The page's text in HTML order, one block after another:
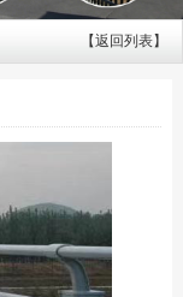
【返回列表】